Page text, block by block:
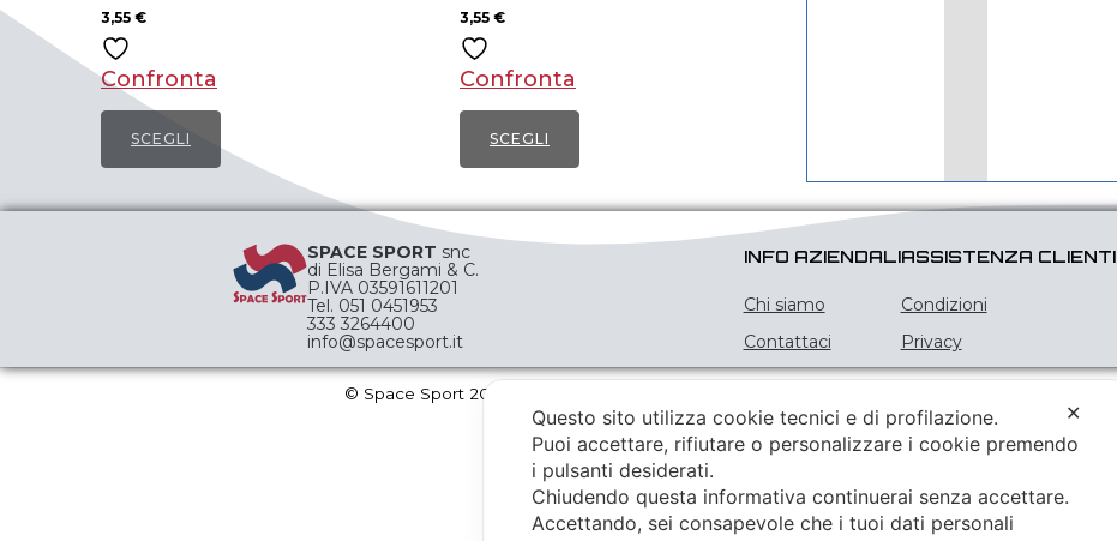
3,55 €
Confronta
SCEGLI
prodotto
opzioni
3,55 €
Confronta
SCEGLI
prodotto
ha
più
Le
opzioni
possono
SPACE SPORT snc
di Elisa Bergami & C.
P.IVA 03591611201
Tel. 051 0451953
333 3264400
info@spacesport.it
INFO AZIENDALI
Chi siamo
Contattaci
ASSISTENZA CLIENTI
Condizioni
Privacy
© Space Sport 2024
✕
Questo sito utilizza cookie tecnici e di profilazione.
Puoi accettare, rifiutare o personalizzare i cookie premendo
i pulsanti desiderati.
Chiudendo questa informativa continuerai senza accettare.
Accettando, sei consapevole che i tuoi dati personali